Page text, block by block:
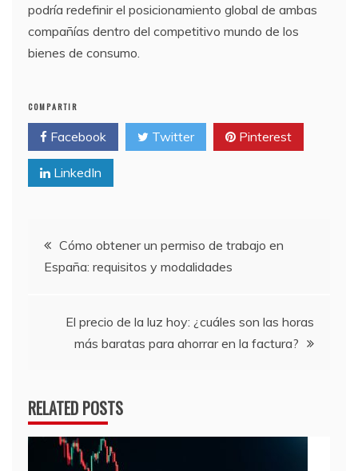
podría redefinir el posicionamiento global de ambas
compañías dentro del competitivo mundo de los
bienes de consumo.
COMPARTIR
Facebook Twitter Pinterest
LinkedIn
Navegación
de
entradas
Cómo obtener un permiso de trabajo en
España: requisitos y modalidades
El precio de la luz hoy: ¿cuáles son las horas
más baratas para ahorrar en la factura?
RELATED POSTS